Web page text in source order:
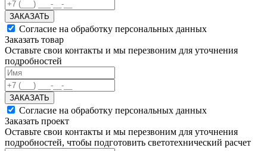
ЗАКАЗАТЬ
Согласие на обработку персональных данных
Заказать товар
Оставьте свои контакты и мы перезвоним для уточнения
подробностей
ЗАКАЗАТЬ
Согласие на обработку персональных данных
Заказать проект
Оставьте свои контакты и мы перезвоним для уточнения
подробностей, чтобы подготовить светотехнический расчет